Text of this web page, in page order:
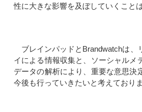
性に大きな影響を及ぼしていくこと
ブレインパッドとBrandwatchは、
イによる情報収集と、ソーシャルメ
データの解析により、重要な意思決
今後も行っていきたいと考えておりま